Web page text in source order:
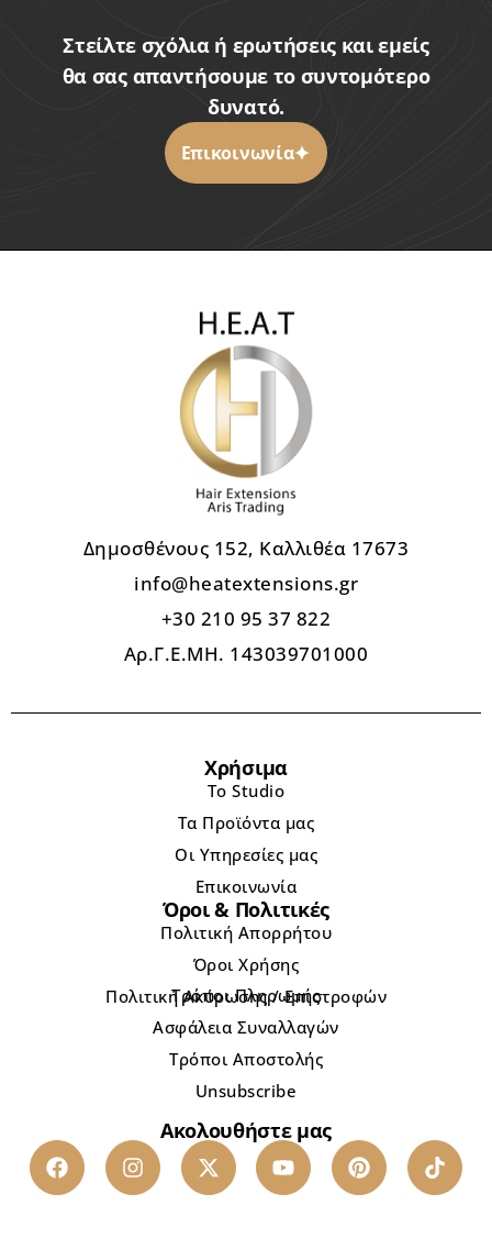
Στείλτε σχόλια ή ερωτήσεις και εμείς
θα σας απαντήσουμε το συντομότερο
δυνατό.
Επικοινωνία
Δημοσθένους 152, Καλλιθέα 17673
info@heatextensions.gr
+30 210 95 37 822
Αρ.Γ.Ε.ΜΗ. 143039701000
Χρήσιμα
Το Studio
Τα Προϊόντα μας
Οι Υπηρεσίες μας
Επικοινωνία
Όροι & Πολιτικές
Πολιτική Απορρήτου
Όροι Χρήσης
Πολιτική Ακύρωσης / Επιστροφών
Τρόποι Πληρωμής
Ασφάλεια Συναλλαγών
Τρόποι Αποστολής
Unsubscribe
Ακολουθήστε μας